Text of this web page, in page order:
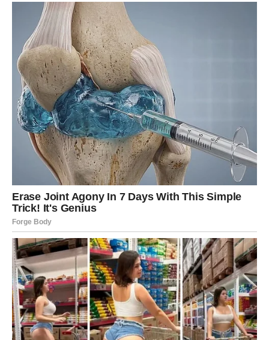
Jer za tebe kraj februara i početak marta nisu kraj – oni
su početak tvoje nove faze moći.
A kada Škorpija stoji u svojoj istini – ništa je ne može
slomiti.